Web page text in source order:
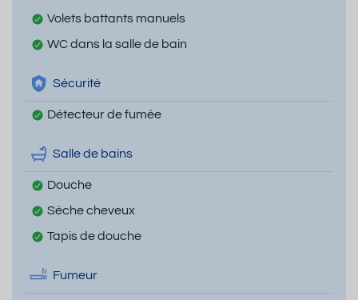
Volets battants manuels
WC dans la salle de bain
Sécurité
Détecteur de fumée
Salle de bains
Douche
Sèche cheveux
Tapis de douche
Fumeur